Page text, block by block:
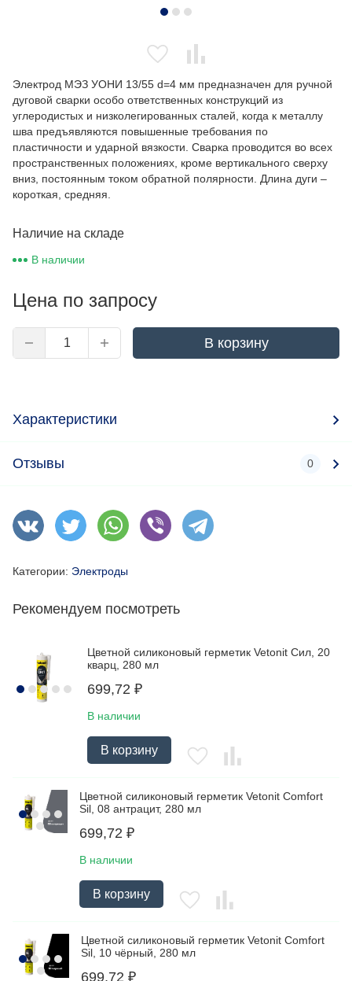
Электрод МЭЗ УОНИ 13/55 d=4 мм предназначен для ручной
дуговой сварки особо ответственных конструкций из
углеродистых и низколегированных сталей, когда к металлу
шва предъявляются повышенные требования по
пластичности и ударной вязкости. Сварка проводится во всех
пространственных положениях, кроме вертикального сверху
вниз, постоянным током обратной полярности. Длина дуги –
короткая, средняя.
Наличие на складе
В наличии
Цена по запросу
В корзину
Характеристики
Отзывы 0
Категории: Электроды
Рекомендуем посмотреть
Цветной силиконовый герметик Vetonit Сил, 20
кварц, 280 мл
699,72 ₽
В наличии
В корзину
Цветной силиконовый герметик Vetonit Comfort
Sil, 08 антрацит, 280 мл
699,72 ₽
В наличии
В корзину
Цветной силиконовый герметик Vetonit Comfort
Sil, 10 чёрный, 280 мл
699,72 ₽